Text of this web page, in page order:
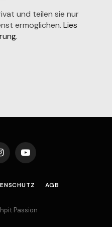
und teilen sie nur
ermöglichen. Lies
YouTube
AGB
Passion